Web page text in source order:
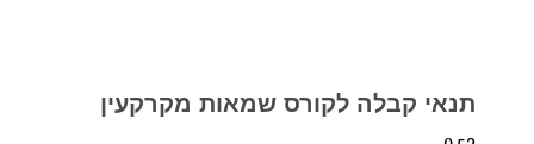
תנאי קבלה לקורס שמאות מקרקעין